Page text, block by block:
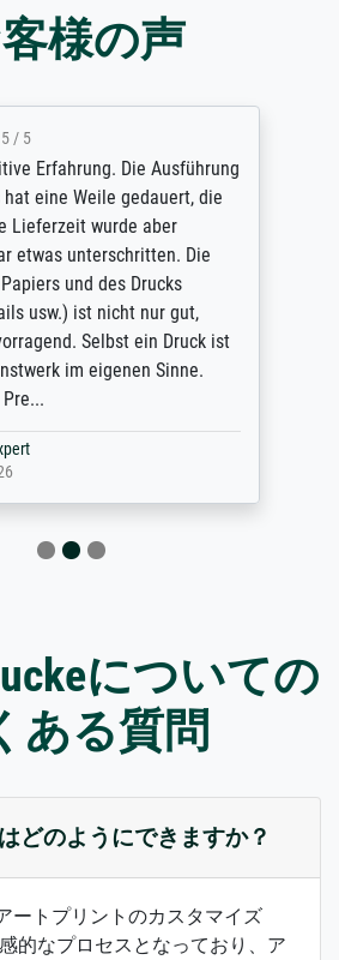
様の声
5 / 5
Erfahrung. Die Ausführung
eine Weile gedauert, die
Lieferzeit wurde aber
etwas unterschritten. Die
und des Drucks
usw.) ist nicht nur gut,
Selbst ein Druck ist
im eigenen Sinne.
についての
ある質問
どのようにできますか？
ートプリントのカスタマイズ
的なプロセスとなっており、ア